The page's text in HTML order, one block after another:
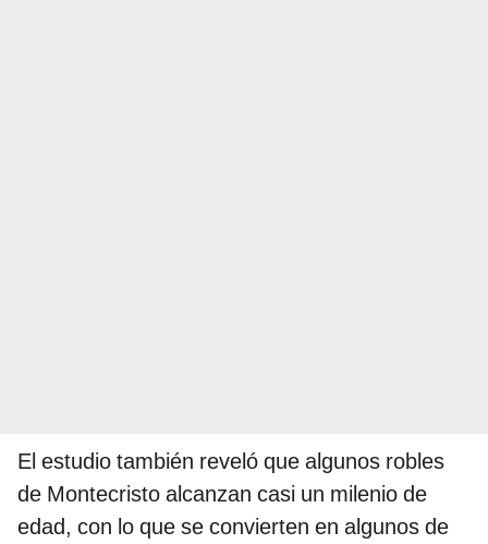
El estudio también reveló que algunos robles
de Montecristo alcanzan casi un milenio de
edad, con lo que se convierten en algunos de